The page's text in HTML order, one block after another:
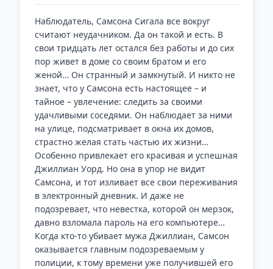
Наблюдатель, Самсона Сигала все вокруг
считают неудачником. Да он такой и есть. В
свои тридцать лет остался без работы и до сих
пор живет в доме со своим братом и его
женой… Он странный и замкнутый. И никто не
знает, что у Самсона есть настоящее – и
тайное – увлечение: следить за своими
удачливыми соседями. Он наблюдает за ними
на улице, подсматривает в окна их домов,
страстно желая стать частью их жизни…
Особенно привлекает его красивая и успешная
Джиллиан Уорд. Но она в упор не видит
Самсона, и тот изливает все свои переживания
в электронный дневник. И даже не
подозревает, что невестка, которой он мерзок,
давно взломала пароль на его компьютере…
Когда кто-то убивает мужа Джиллиан, Самсон
оказывается главным подозреваемым у
полиции, к тому времени уже получившей его